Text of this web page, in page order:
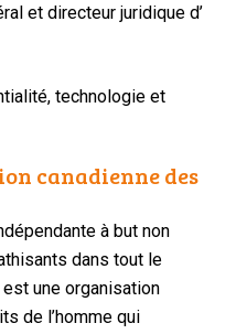
et directeur juridique d’
technologie et
canadienne des
à but non
dans tout le
est une organisation
de l’homme qui